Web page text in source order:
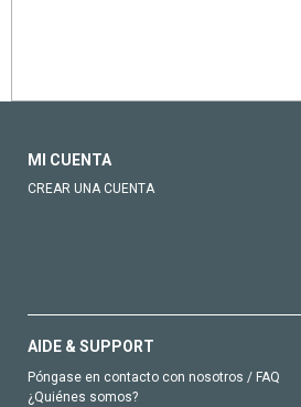
MI CUENTA
CREAR UNA CUENTA
AIDE & SUPPORT
Póngase en contacto con nosotros / FAQ
¿Quiénes somos?